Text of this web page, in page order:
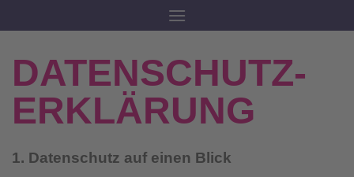
Inhalt
DATENSCHUTZ­
ERKLÄRUNG
1. Datenschutz auf einen Blick